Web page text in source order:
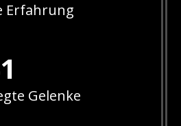
Erfahrung
Gelenke